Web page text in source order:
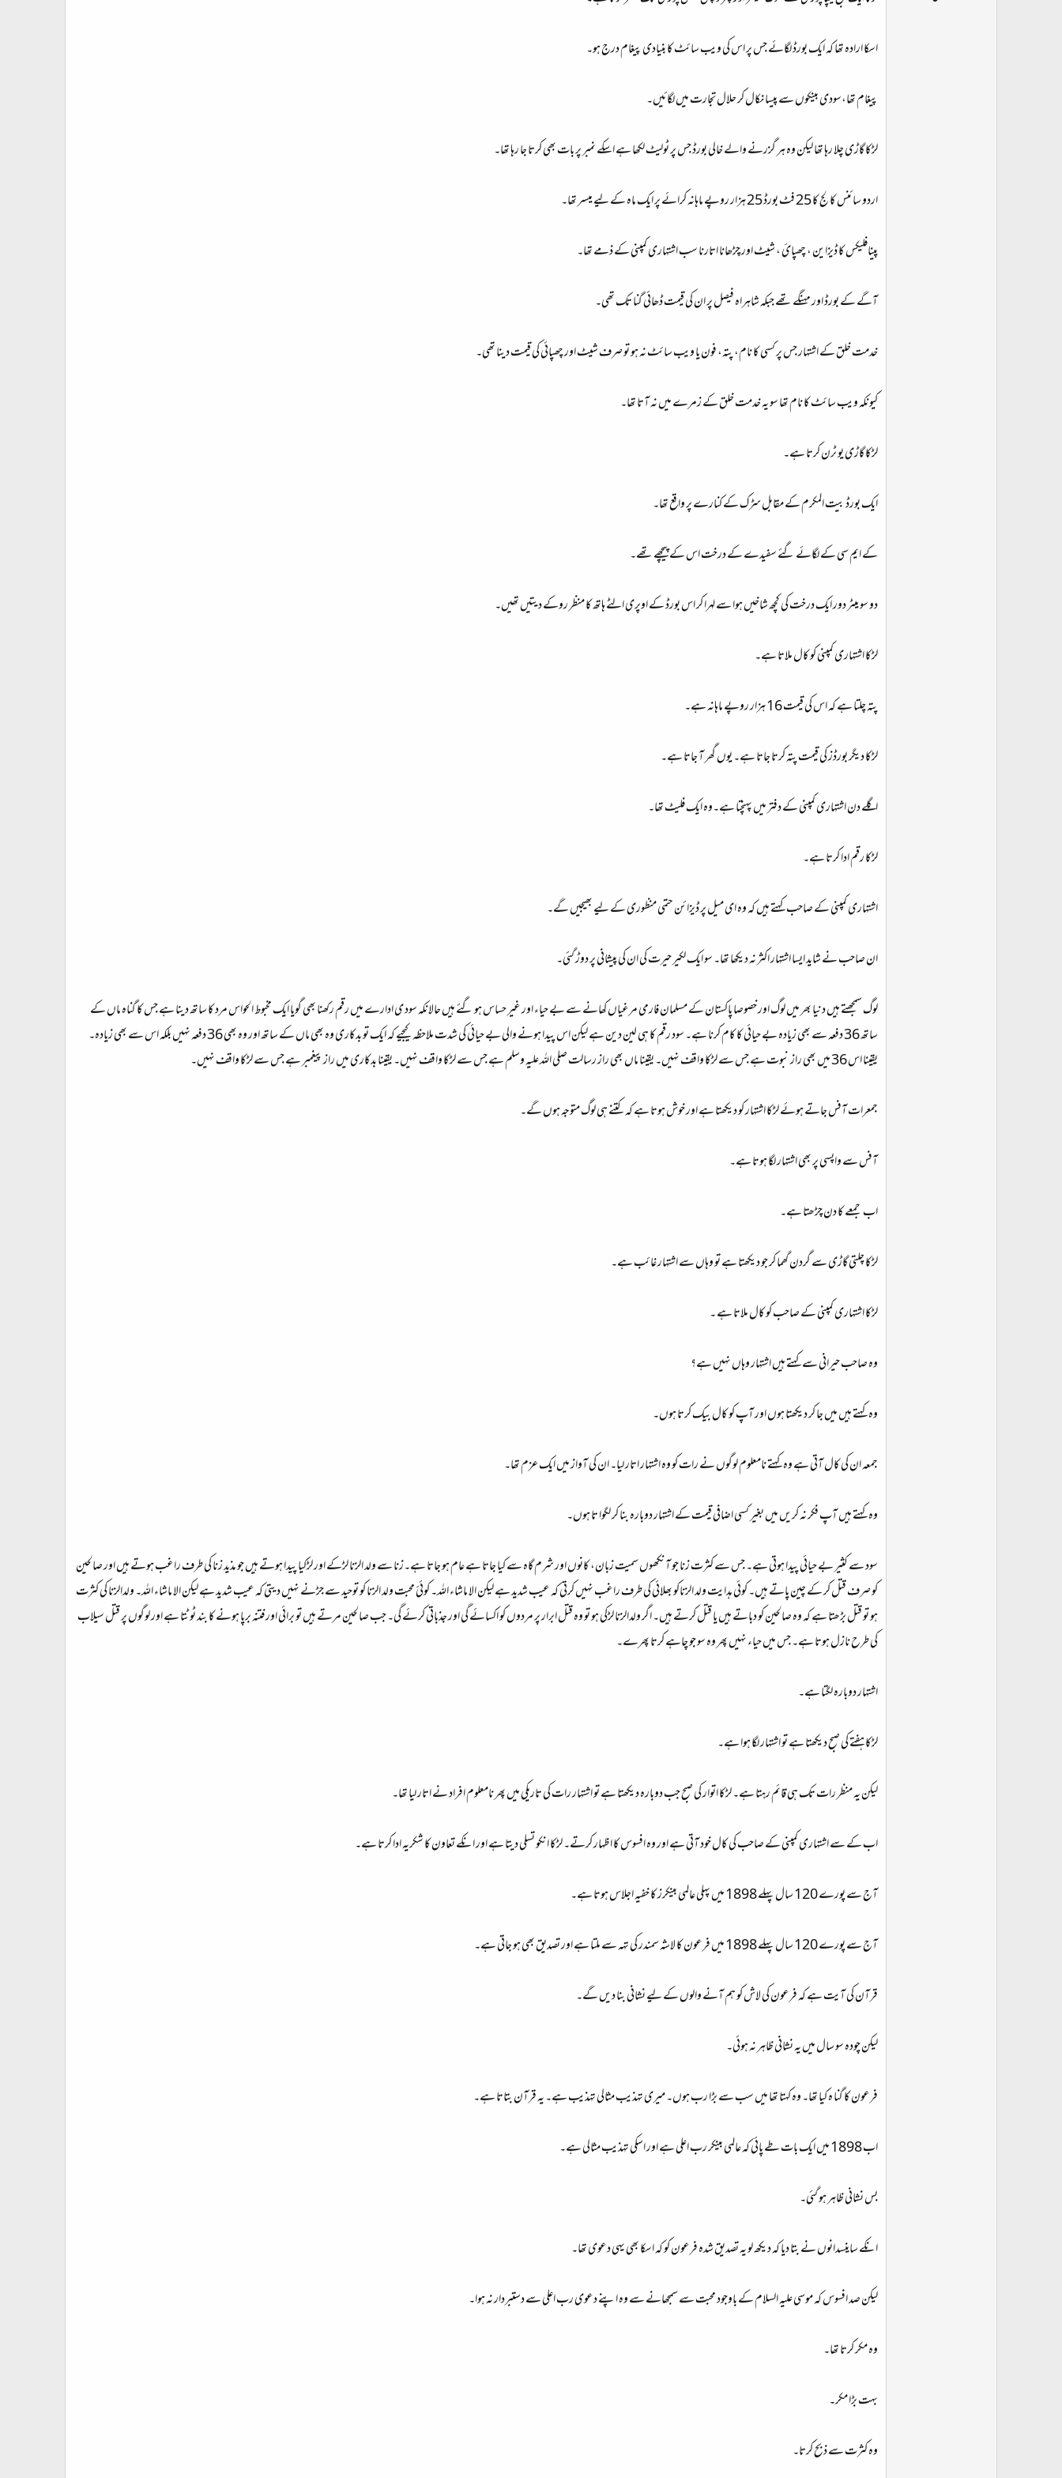
اسکا ارادہ تھا کہ ایک بورڈ لگائے جس پر اس کی ویب سائٹ کا بنیادی پیغام درج ہو۔
پیغام تھا،سودی بینکوں سے پیسا نکال کر حلال تجارت میں لگائیں۔
لڑکا گاڑی چلا رہا تھا لیکن وہ ہر گزرنے والے خالی بورڈ جس پر ٹولیٹ لکھا ہے اسکے نمبر پر بات بھی کرتا جا رہا تھا۔
اردو سائنس کالج کا 25 فٹ بورڈ 25 ہزار روپے ماہانہ کرائے پر ایک ماہ کے لیے میسر تھا۔
پینافلیکس کا ڈیزاین ، چھپائ ، شیٹ اور چڑھانا اتارنا سب اشتہاری کمپنی کے ذمے تھا۔
آگے کے بورڈ اور مہنگے تھے جبکہ شاہراہ فیصل پر ان کی قیمت ڈھائی گنا تک تھی۔
خدمت خلق کے اشتہار جس پر کسی کا نام، پتہ، فون یا ویب سائٹ نہ ہو تو صرف شیٹ اور چھپائی کی قیمت دینا تھی۔
کیونکہ ویب سائٹ کا نام تھا سو یہ خدمت خلق کے زمرے میں نہ آتا تھا۔
لڑکا گاڑی یو ٹرن کرتا ہے۔
ایک بورڈ بیت المکرم کے مقابل سڑک کے کنارے پر واقع تھا۔
کے ایم سی کے لگائے گئے سفیدے کے درخت اس کے پیچھے تھے۔
دو سو میٹر دور ایک درخت کی کچھ شاخیں ہوا سے لہرا کر اس بورڈ کے اوپری الٹے ہاتھ کا منظر روکے دیتیں تھیں۔
لڑکا اشتہاری کمپنی کو کال ملاتا ہے۔
پتہ چلتا ہے کہ اس کی قیمت 16 ہزار روپے ماہانہ ہے۔
لڑکا دیگر بورڈز کی قیمت پتہ کرتا جاتا ہے۔ یوں گھر آ جاتا ہے۔
اگلے دن اشتہاری کمپنی کے دفتر میں پہنچتا ہے۔وہ ایک فلیٹ تھا۔
لڑکا رقم ادا کرتا ہے۔
اشتہاری کمپنی کے صاحب کہتے ہیں کہ وہ ای میل پر ڈیزائن حتمی منظوری کے لیے بھیجیں گے۔
ان صاحب نے شاید ایسا اشتہار اکثر نہ دیکھا تھا۔ سو ایک لکیر حیرت کی ان کی پیشانی پر دوڑ گئی۔
لوگ سمجھتے ہیں دنیا بھر میں لوگ اور خصوصا پاکستان کے مسلمان فارمی مرغیاں کھانے سے بے حیاء اور غیر حساس ہو گئے ہیں حالانکہ سود ی ادارے میں رقم رکھنا بھی گویا ایک مخبوط الحواس مرد کا ساتھ دینا ہے جس کا گناہ ماں کے
ساتھ 36 دفعہ سے بھی زیادہ بے حیائی کا کام کرنا ہے۔ سود رقم کا ہی لین دین ہے لیکن اس پیدا ہونے والی بے حیائی کی شدت ملاحظہ کیجیے کہ ایک تو بدکاری وہ بھی ماں کے ساتھ اور وہ بھی 36 دفعہ نہیں بلکہ اس سے بھی زیادہ۔
یقینا اس 36 میں بھی راز نبوت ہے جس سے لڑکا واقف نہیں۔ یقینا ماں بھی راز رسالت صلی اللہ علیہ وسلم ہے جس سے لڑکا واقف نہیں۔ یقینا بدکاری میں راز پیغمبر ہے جس سے لڑکا واقف نہیں۔
جمعرات آفس جاتے ہوئے لڑکا اشتہار کو دیکھتا ہے اور خوش ہوتا ہے کہ کتنے ہی لوگ متوجہ ہوں گے۔
آفس سے واپسی پر بھی اشتہار لگا ہوتا ہے۔
اب جمعے کا دن چڑھتا ہے۔
لڑکا چلتی گاڑی سے گردن گھما کر جو دیکھتا ہے تو وہاں سے اشتہار غائب ہے۔
لڑکا اشتہاری کمپنی کے صاحب کو کال ملاتا ہے ۔
وہ صاحب حیرانی سے کہتے ہیں اشتہار وہاں نہیں ہے؟
وہ کہتے ہیں میں جا کر دیکھتا ہوں اور آپ کو کال بیک کرتا ہوں۔
جمعہ ان کی کال آتی ہے وہ کہتے نامعلوم لوگوں نے رات کو وہ اشتہار اتار لیا۔ ان کی آواز میں ایک عزم تھا۔
وہ کہتے ہیں آپ فکر نہ کریں میں بغیر کسی اضافی قیمت کے اشتہار دوبارہ بنا کر لگوا تا ہوں۔
سود سے کثیر بے حیائی پیدا ہوتی ہے۔ جس سے کثرت زنا جو آنکھوں سمیت زبان، کانوں اور شرم گاہ سے کیا جاتا ہے عام ہو جاتا ہے۔زنا سے ولد الزنا لڑکے اور لڑکیا پیدا ہوتے ہیں جو مذید زنا کی طرف راغب ہوتے ہیں اور صالحین
کو صرف قتل کر کے چین پاتے ہیں۔ کوئی ہدایت ولد الزناکو بھلائی کی طرف راغب نہیں کرتی کہ عیب شدید ہے لیکن الا ماشاء اللہ۔ کوئئ محبت ولد الزنا کو توحید سے جڑنے نہیں دیتی کہ عیب شدید ہے لیکن الا ماشاء اللہ۔ ولدالزنا کی کثرت
ہو تو قتل بڑھتا ہے کہ وہ صالحین کو دباتے ہیں یا قتل کرتے ہیں۔ اگر ولدالزنا لڑکی ہو تو وہ قتل ابرار پر مردوں کو اکسائے گی اور جذباتی کرئے گی۔ جب صالحین مرتے ہیں تو برائی اور فتنہ برپا ہونے کا بند ٹوٹتا ہے اور لوگوں پر قتل سیلاب
کی طرح نازل ہوتا ہے۔ جس میں حیاء نہیں پھر وہ سو جو چاہے کرتا پھرے۔
اشتہار دوبارہ لگتا ہے۔
لڑکا ہفتے کی صبح دیکھتا ہے تو اشتہار لگا ہوا ہے۔
لیکن یہ منظر رات تک ہی قائم رہتا ہے۔ لڑکا اتوار کی صبح جب دوبارہ دیکھتا ہے تو اشتہار رات کی تاریکی میں پھر نامعلوم افراد نے اتار لیا تھا۔
اب کے سے اشتہاری کمپنی کے صاحب کی کال خود آتی ہے اور وہ افسوس کا اظہار کرتے۔ لڑکا انکو تسلی دیتا ہے اور انکے تعاون کا شکریہ ادا کرتا ہے۔
آج سے پورے 120 سال پہلے 1898 میں پہلی عالمی بینکرز کا خفیہ اجلاس ہوتا ہے۔
آج سے پورے 120 سال پہلے 1898 میں فرعون کا لاشہ سمندر کی تہہ سے ملتا ہے اور تصدیق بھی ہو جاتی ہے۔
قرآن کی آیت ہے کہ فرعون کی لاش کو ہم آنے والوں کے لیے نشانی بنا دیں گے۔
لیکن چودہ سو سال میں یہ نشانی ظاہر نہ ہوئی۔
فرعون کا گنا ہ کیا تھا۔ وہ کہتا تھا میں سب سے بڑا رب ہوں۔ میری تہذیب مثالی تہذیب ہے۔ یہ قرآن بتاتا ہے۔
اب 1898 میں ایک بات طے پائی کہ عالمی بینکر رب اعلی ہے اور اسکی تہذیب مثالی ہے۔
بس نشانی ظاہر ہو گئی۔
انکے ساینسدانوں نے بتا دیا کہ دیکھ لو یہ تصدیق شدہ فرعون کو کہ اسکا بھی یہی دعوی تھا۔
لیکن صد افسوس کہ موسی علیہ السلام کے باوجود محبت سے سمجھانے سے وہ اپنے دعوی رب اعلی سے دستبردار نہ ہوا۔
وہ مکر کرتا تھا۔
بہت بڑا مکر۔
وہ کثرت سے ذبح کرتا۔